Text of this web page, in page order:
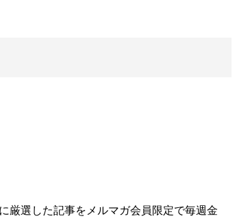
ニッポン新聞の文化部専門委員(放送記者
厳選した記事をメルマガ会員限定で毎週金